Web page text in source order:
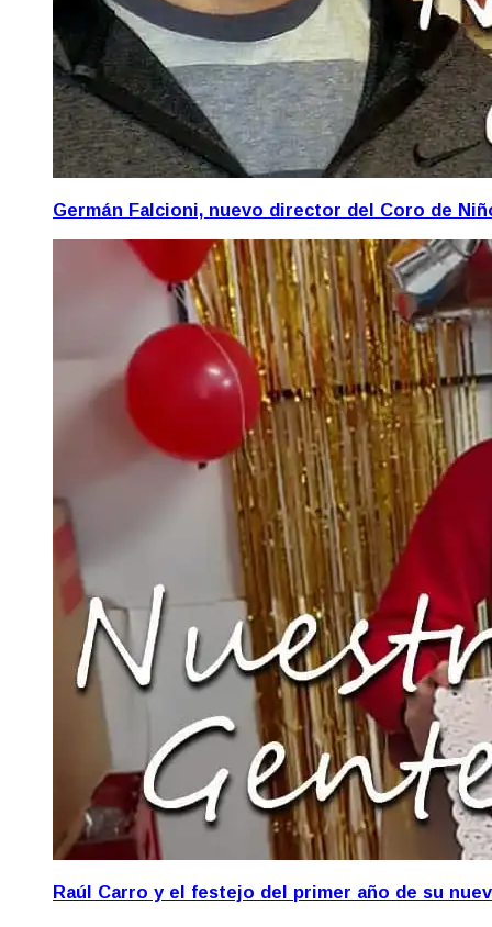
Germán Falcioni, nuevo director del Coro de
Raúl Carro y el festejo del primer año de su